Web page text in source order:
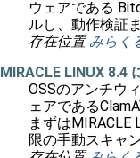
ウェアである
ルし、動作検証
存在位置 みらく
MIRACLE LINUX 8.4
OSSのアンチウ
ェアである
まずはMIRACLE
限の手動スキャ